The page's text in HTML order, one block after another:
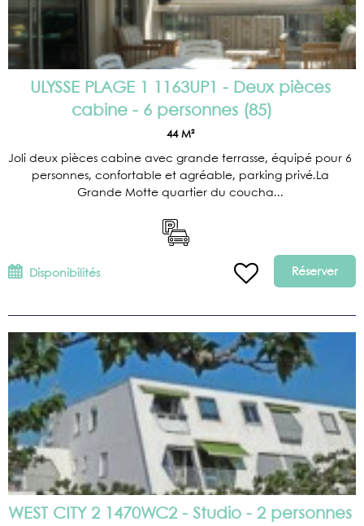
ULYSSE PLAGE 1 1163UP1 - Deux pièces
cabine - 6 personnes (85)
44 M²
Joli deux pièces cabine avec grande terrasse, équipé pour 6
personnes, confortable et agréable, parking privé.La
Grande Motte quartier du coucha...
Disponibilités Réserver
WEST CITY 2 1470WC2 - Studio - 2 personnes